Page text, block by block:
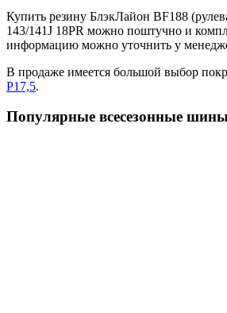
Купить резину БлэкЛайон BF188
143/141J 18PR можно поштучно и
информацию можно уточнить у
В продаже имеется большой выбор
Р17,5.
Популярные всесезонные